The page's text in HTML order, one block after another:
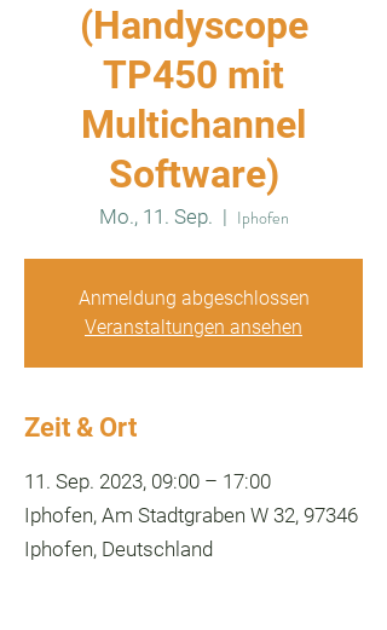
(Handyscope
TP450 mit
Multichannel
Software)
Mo., 11. Sep.
  |
Iphofen
Anmeldung abgeschlossen
Veranstaltungen ansehen
Zeit & Ort
11. Sep. 2023, 09:00 – 17:00
Iphofen, Am Stadtgraben W 32, 97346
Iphofen, Deutschland